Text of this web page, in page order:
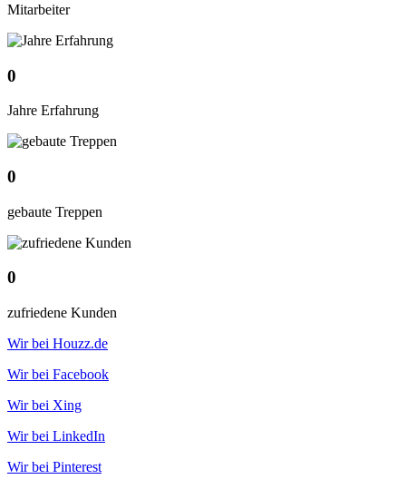
Mitarbeiter
0
Jahre Erfahrung
0
gebaute Treppen
0
zufriedene Kunden
Wir bei Houzz.de
Wir bei Facebook
Wir bei Xing
Wir bei LinkedIn
Wir bei Pinterest